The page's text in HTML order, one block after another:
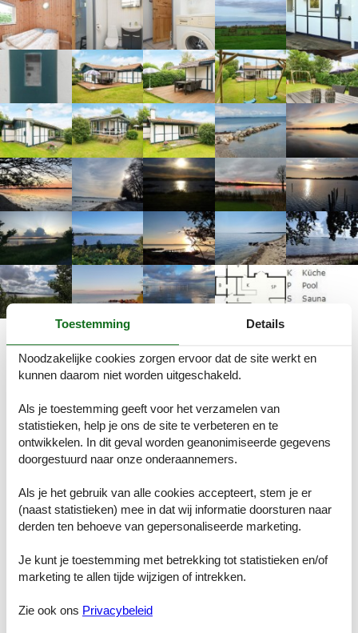
Beschrijving
Eines der letzten ursprünglichen Häuser in Hejlsminde wurde hier
Isolierung beibehalten wurde. Auch innen hat man versucht den
ursprünglichen Stil beizubehalten, obwohl moderne
Annehmlichkeiten, wie Geschirrspülmaschine in der Küche oder
Holzofen und Wärmepumpe im Wohnraum dazugekommen sind.
Boxer TV im Haus, daher kein ARD zur Auswahl. Das Haus liegt
und Yachthafen in Hejlsminde führt. Auf dem Grundstück gibt es
eine Schaukel für die jüngsten Gäste.A refundable deposit might be
charged closer to your check-in date.
additional services or consumption charges.This deposit covers utili
ties consumed during your stay
be adjusted based on actual meter
readings, actual usage of extra services, and any remaining
Toestemming Details
Noodzakelijke cookies zorgen ervoor dat de site werkt en
kunnen daarom niet worden uitgeschakeld.
Als je toestemming geeft voor het verzamelen van
statistieken, help je ons de site te verbeteren en te
ontwikkelen. In dit geval worden geanonimiseerde gegevens
doorgestuurd naar onze onderaannemers.
Als je het gebruik van alle cookies accepteert, stem je er
(naast statistieken) mee in dat wij informatie doorsturen naar
derden ten behoeve van gepersonaliseerde marketing.
Je kunt je toestemming met betrekking tot statistieken en/of
marketing te allen tijde wijzigen of intrekken.
Zie ook ons Privacybeleid